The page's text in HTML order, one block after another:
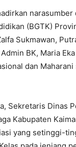
narasumber
(BGTK)
Sukmawan,
BK, Maria
dan
Sekretaris Dinas
Kabupaten
yang setinggi-